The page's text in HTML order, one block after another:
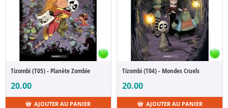
Tizombi (T05) - Planète Zombie
20.00
AJOUTER AU PANIER
Tizombi (T04) - Mondes Cruels
20.00
AJOUTER AU PANIER